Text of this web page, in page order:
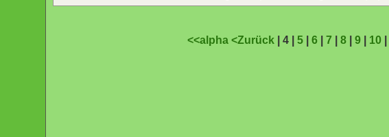
<<alpha<Zurück | 4 |5 |6 |7 |8 |9 10